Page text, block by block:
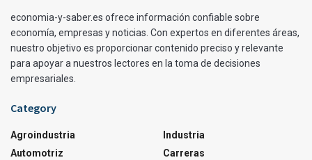
economia-y-saber.es ofrece información confiable sobre
economía, empresas y noticias. Con expertos en diferentes áreas,
nuestro objetivo es proporcionar contenido preciso y relevante
para apoyar a nuestros lectores en la toma de decisiones
empresariales.
Category
Agroindustria
Automotriz
Industria
Carreras